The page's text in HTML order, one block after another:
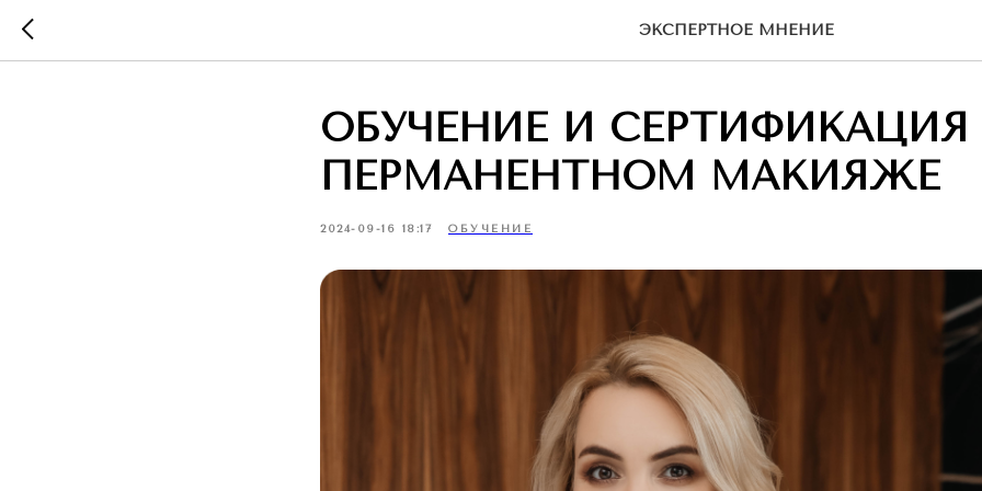
ЭКСПЕРТНОЕ МНЕНИЕ
ОБУЧЕНИЕ И СЕРТИФИКАЦИЯ
ПЕРМАНЕНТНОМ МАКИЯЖЕ
2024-09-16 18:17 ОБУЧЕНИЕ